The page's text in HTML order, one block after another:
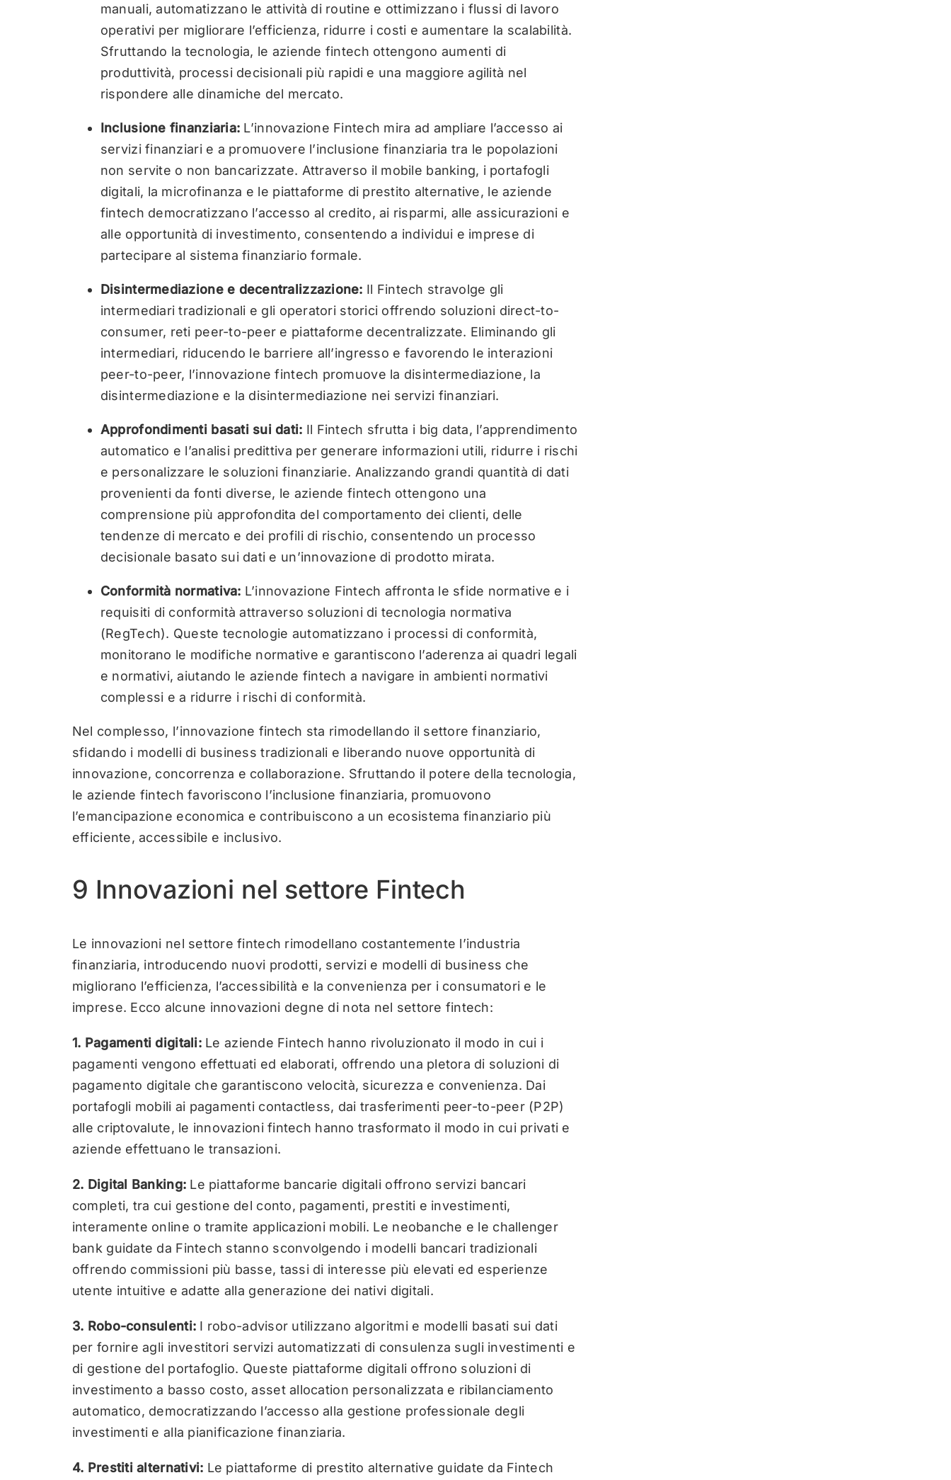
manuali, automatizzano le attività di routine e ottimizzano i flussi di lavoro
operativi per migliorare l’efficienza, ridurre i costi e aumentare la scalabilità.
Sfruttando la tecnologia, le aziende fintech ottengono aumenti di
produttività, processi decisionali più rapidi e una maggiore agilità nel
rispondere alle dinamiche del mercato.
Inclusione finanziaria: L’innovazione Fintech mira ad ampliare l’accesso ai
servizi finanziari e a promuovere l’inclusione finanziaria tra le popolazioni
non servite o non bancarizzate. Attraverso il mobile banking, i portafogli
digitali, la microfinanza e le piattaforme di prestito alternative, le aziende
fintech democratizzano l’accesso al credito, ai risparmi, alle assicurazioni e
alle opportunità di investimento, consentendo a individui e imprese di
partecipare al sistema finanziario formale.
Disintermediazione e decentralizzazione: Il Fintech stravolge gli
intermediari tradizionali e gli operatori storici offrendo soluzioni direct-to-
consumer, reti peer-to-peer e piattaforme decentralizzate. Eliminando gli
intermediari, riducendo le barriere all’ingresso e favorendo le interazioni
peer-to-peer, l’innovazione fintech promuove la disintermediazione, la
disintermediazione e la disintermediazione nei servizi finanziari.
Approfondimenti basati sui dati: Il Fintech sfrutta i big data, l’apprendimento
automatico e l’analisi predittiva per generare informazioni utili, ridurre i rischi
e personalizzare le soluzioni finanziarie. Analizzando grandi quantità di dati
provenienti da fonti diverse, le aziende fintech ottengono una
comprensione più approfondita del comportamento dei clienti, delle
tendenze di mercato e dei profili di rischio, consentendo un processo
decisionale basato sui dati e un’innovazione di prodotto mirata.
Conformità normativa: L’innovazione Fintech affronta le sfide normative e i
requisiti di conformità attraverso soluzioni di tecnologia normativa
(RegTech). Queste tecnologie automatizzano i processi di conformità,
monitorano le modifiche normative e garantiscono l’aderenza ai quadri legali
e normativi, aiutando le aziende fintech a navigare in ambienti normativi
complessi e a ridurre i rischi di conformità.
Nel complesso, l’innovazione fintech sta rimodellando il settore finanziario,
sfidando i modelli di business tradizionali e liberando nuove opportunità di
innovazione, concorrenza e collaborazione. Sfruttando il potere della tecnologia,
le aziende fintech favoriscono l’inclusione finanziaria, promuovono
l’emancipazione economica e contribuiscono a un ecosistema finanziario più
efficiente, accessibile e inclusivo.
9 Innovazioni nel settore Fintech
Le innovazioni nel settore fintech rimodellano costantemente l’industria
finanziaria, introducendo nuovi prodotti, servizi e modelli di business che
migliorano l’efficienza, l’accessibilità e la convenienza per i consumatori e le
imprese. Ecco alcune innovazioni degne di nota nel settore fintech:
1. Pagamenti digitali: Le aziende Fintech hanno rivoluzionato il modo in cui i
pagamenti vengono effettuati ed elaborati, offrendo una pletora di soluzioni di
pagamento digitale che garantiscono velocità, sicurezza e convenienza. Dai
portafogli mobili ai pagamenti contactless, dai trasferimenti peer-to-peer (P2P)
alle criptovalute, le innovazioni fintech hanno trasformato il modo in cui privati e
aziende effettuano le transazioni.
2. Digital Banking: Le piattaforme bancarie digitali offrono servizi bancari
completi, tra cui gestione del conto, pagamenti, prestiti e investimenti,
interamente online o tramite applicazioni mobili. Le neobanche e le challenger
bank guidate da Fintech stanno sconvolgendo i modelli bancari tradizionali
offrendo commissioni più basse, tassi di interesse più elevati ed esperienze
utente intuitive e adatte alla generazione dei nativi digitali.
3. Robo-consulenti: I robo-advisor utilizzano algoritmi e modelli basati sui dati
per fornire agli investitori servizi automatizzati di consulenza sugli investimenti e
di gestione del portafoglio. Queste piattaforme digitali offrono soluzioni di
investimento a basso costo, asset allocation personalizzata e ribilanciamento
automatico, democratizzando l’accesso alla gestione professionale degli
investimenti e alla pianificazione finanziaria.
4. Prestiti alternativi: Le piattaforme di prestito alternative guidate da Fintech